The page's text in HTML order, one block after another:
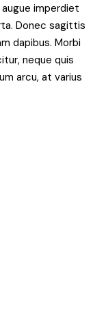
imperdiet
Donec sagittis
dapibus. Morbi
neque quis
arcu, at varius